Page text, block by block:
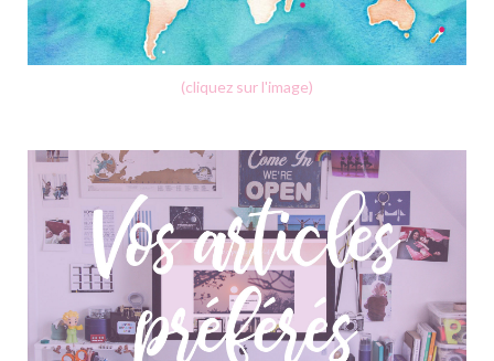
(cliquez sur l'image)